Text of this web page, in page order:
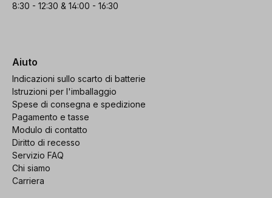
8:30 - 12:30 & 14:00 - 16:30
Aiuto
Indicazioni sullo scarto di batterie
Istruzioni per l'imballaggio
Spese di consegna e spedizione
Pagamento e tasse
Modulo di contatto
Diritto di recesso
Servizio FAQ
Chi siamo
Carriera